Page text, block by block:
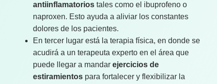
antiinflamatorios tales como el ibuprofeno o
naproxen. Esto ayuda a aliviar los constantes
dolores de los pacientes.
En tercer lugar está la terapia física, en donde se
acudirá a un terapeuta experto en el área que
puede llegar a mandar ejercicios de
estiramientos para fortalecer y flexibilizar la